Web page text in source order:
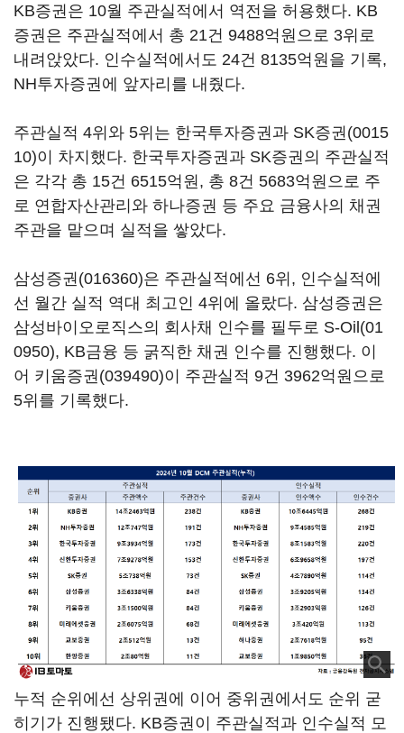
KB증권은 10월 주관실적에서 역전을 허용했다. KB
증권은 주관실적에서 총 21건 9488억원으로 3위로
내려앉았다. 인수실적에서도 24건 8135억원을 기록,
NH투자증권에 앞자리를 내줬다.
주관실적 4위와 5위는 한국투자증권과 SK증권(0015
10)이 차지했다. 한국투자증권과 SK증권의 주관실적
은 각각 총 15건 6515억원, 총 8건 5683억원으로 주
로 연합자산관리와 하나증권 등 주요 금융사의 채권
주관을 맡으며 실적을 쌓았다.
삼성증권(016360)은 주관실적에선 6위, 인수실적에
선 월간 실적 역대 최고인 4위에 올랐다. 삼성증권은
삼성바이오로직스의 회사채 인수를 필두로 S-Oil(01
0950), KB금융 등 굵직한 채권 인수를 진행했다. 이
어 키움증권(039490)이 주관실적 9건 3962억원으로
5위를 기록했다.
누적 순위에선 상위권에 이어 중위권에서도 순위 굳
히기가 진행됐다. KB증권이 주관실적과 인수실적 모